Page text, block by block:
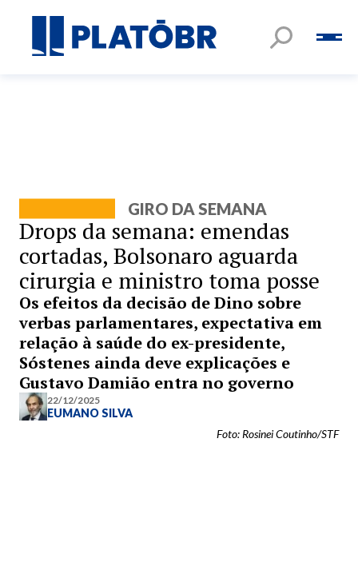
GIRO DA SEMANA
Drops da semana: emendas
cortadas, Bolsonaro aguarda
cirurgia e ministro toma posse
Os efeitos da decisão de Dino sobre
verbas parlamentares, expectativa em
relação à saúde do ex-presidente,
Sóstenes ainda deve explicações e
Gustavo Damião entra no governo
22/12/2025
EUMANO SILVA
Foto: Rosinei Coutinho/STF